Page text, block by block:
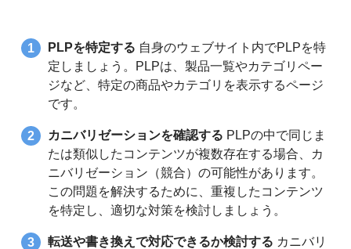
PLPを特定する 自身のウェブサイト内でPLPを特
定しましょう。PLPは、製品一覧やカテゴリペー
ジなど、特定の商品やカテゴリを表示するページ
です。
カニバリゼーションを確認する PLPの中で同じま
たは類似したコンテンツが複数存在する場合、カ
ニバリゼーション（競合）の可能性があります。
この問題を解決するために、重複したコンテンツ
を特定し、適切な対策を検討しましょう。
転送や書き換えで対応できるか検討する カニバリ